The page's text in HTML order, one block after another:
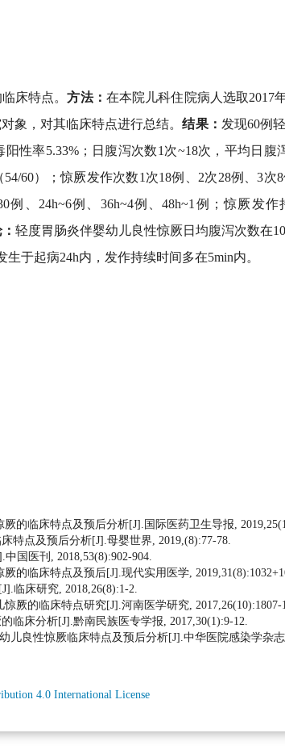
床特点。方法： 在本院儿科住院病人选取2017
象，对其临床特点进行总结。结果： 发现60例
性率5.33%；日腹泻次数1次~18次，平均日腹
60）；惊厥发作次数1次18例、2次28例、3次
、24h~6例、36h~4例、48h~1例；惊厥发作
轻度胃肠炎伴婴幼儿良性惊厥日均腹泻次数在
于起病24h内，发作持续时间多在5min内。
的临床特点及预后分析[J].国际医药卫生导报,
特点及预后分析[J].母婴世界, 2019,(8):77-78.
国医刊, 2018,53(8):902-904.
的临床特点及预后[J].现代实用医学,
临床研究, 2018,26(8):1-2.
厥的临床特点研究[J].河南医学研究, 2017,26(10):1807-
临床分析[J].黔南民族医专学报, 2017,30(1):9-12.
良性惊厥临床特点及预后分析[J].中华医院感染学杂志,
4.0 International License